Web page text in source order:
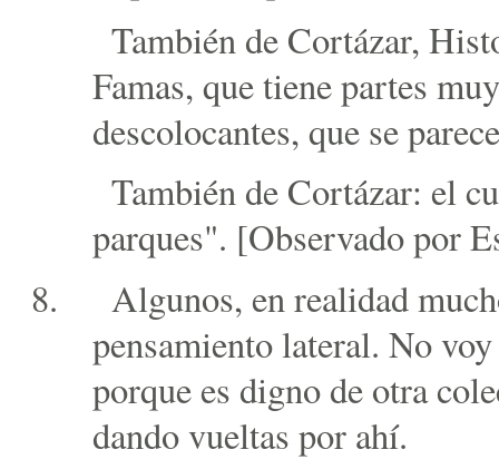
También de Cortázar,
Famas, que tiene partes
descolocantes, que se
También de Cortázar: el
parques". [Observado por
Algunos, en realidad
pensamiento lateral. No
porque es digno de otra
dando vueltas por ahí.